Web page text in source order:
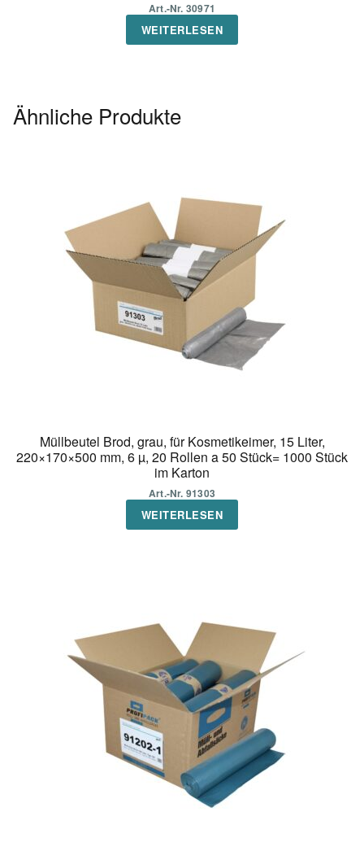
Art.-Nr. 30971
WEITERLESEN
Ähnliche Produkte
Müllbeutel Brod, grau, für Kosmetikeimer, 15 Liter,
220×170×500 mm, 6 µ, 20 Rollen a 50 Stück= 1000 Stück
im Karton
Art.-Nr. 91303
WEITERLESEN